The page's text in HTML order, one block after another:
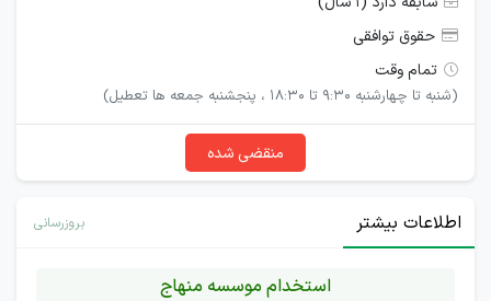
حقوق توافقی
تمام وقت
(شنبه تا چهارشنبه ۹:۳۰ تا ۱۸:۳۰ ، پنجشنبه جمعه ها تعطیل)
منقضی شده
اطلاعات بیشتر بروزرسانی
استخدام موسسه منهاج